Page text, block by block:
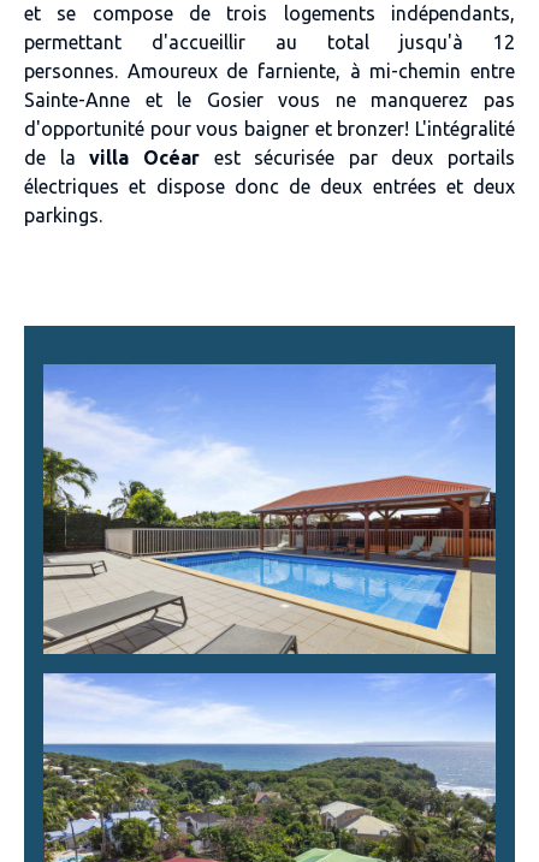
et se compose de trois logements indépendants,
permettant d'accueillir au total jusqu'à 12
personnes. Amoureux de farniente, à mi-chemin entre
Sainte-Anne et le Gosiervous ne manquerez pas
d'opportunité pour vous baigner et bronzer! L'intégralité
de lavilla Océarest sécurisée par deux portails
électriqueset dispose donc de deux entrées et deux
parkings.